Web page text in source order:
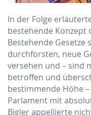
In der Folge
bestehende Konzept
Bestehende Gesetze
durchforsten, neue
versehen und – sind
betroffen und
bestimmende Höhe
Parlament mit
Bigler appellierte